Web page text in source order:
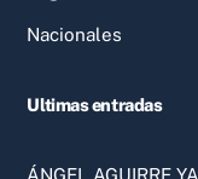
Nacionales
Ultimas entradas
ÁNGEL AGUIRRE